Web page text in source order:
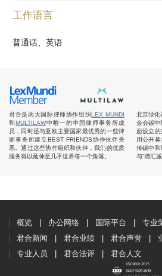
工作语言
普通话、英语
君合是两大国际律师协作组织LEX MUNDI
和MULTILAW中唯一的中国律师事务所成
员，同时还与亚欧主要国家最优秀的一些律
师事务所建立BEST FRIENDS协作伙伴关
系。通过这些协作组织和伙伴，我们的优质
服务得以延伸至几乎世界每一个角落。
北京绿化
金会碳中
起设立
用公开
传碳中
与“增汇
概览 办公网络 国际平台 专业
君合新闻
君合业绩 君合声誉
专业人员
君合法评 君合人文